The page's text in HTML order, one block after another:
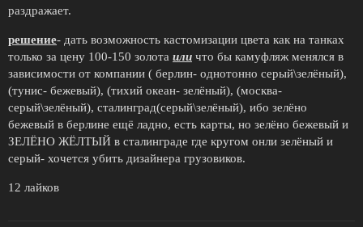
раздражает.
решение- дать возможность кастомизации цвета как на танках
только за цену 100-150 золота или что бы камуфляж менялся в
зависимости от компании ( берлин- однотонно серый\зелёный),
(тунис- бежевый), (тихий океан- зелёный), (москва-
серый\зелёный), сталинград(серый\зелёный), ибо зелёно
бежевый в берлине ещё ладно, есть карты, но зелёно бежевый и
ЗЕЛЁНО ЖЁЛТЫЙ в сталинграде где кругом онли зелёный и
серый- хочется убить дизайнера грузовиков.
12 лайков